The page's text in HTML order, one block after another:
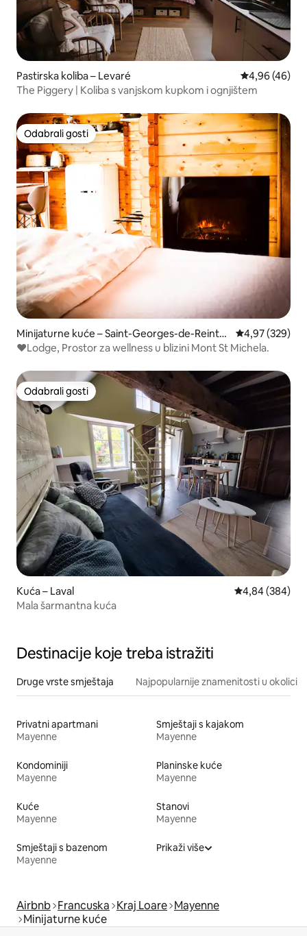
Pastirska koliba – Levaré Prosječna
4,96 (46)
The Piggery | Koliba s vanjskom kupkom i ognjištem
Odabrali gosti
Odabrali gosti
Minijaturne kuće – Saint-Georges-de-Reinte
mbault
Prosječna
4,97 (329)
❤️Lodge, Prostor za wellness u blizini Mont St Michela.
Odabrali gosti
Odabrali gosti
Kuća – Laval Prosječna
4,84 (384)
Mala šarmantna kuća
Destinacije koje treba istražiti
Druge vrste smještaja Najpopularnije znamenitosti u okolici
Privatni apartmani
Mayenne
Smještaji s kajakom
Mayenne
Kondominiji
Mayenne
Planinske kuće
Mayenne
Kuće
Mayenne
Stanovi
Mayenne
Smještaji s bazenom
Mayenne
Prikaži više
Airbnb Francuska Kraj Loare Mayenne
Minijaturne kuće